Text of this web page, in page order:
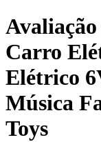
Carro
Elétrico
Música
Toys